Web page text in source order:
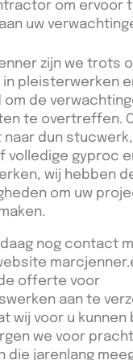
om ervoor
uw
zijn we trots
pleisterwerken
de
te overtreffen.
naar dun
volledige gyproc
wij hebben
om uw
nog contact
offerte voor
aan te
wij voor u kunnen
we voor
die jarenlang